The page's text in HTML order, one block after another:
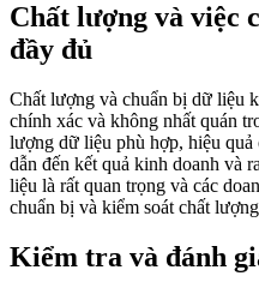
Chất lượng và việc
đầy đủ
Chất lượng và chuẩn bị dữ liệu
chính xác và không nhất quán
lượng dữ liệu phù hợp, hiệu quả
dẫn đến kết quả kinh doanh và
liệu là rất quan trọng và các
chuẩn bị và kiểm soát chất
Kiểm tra và đánh